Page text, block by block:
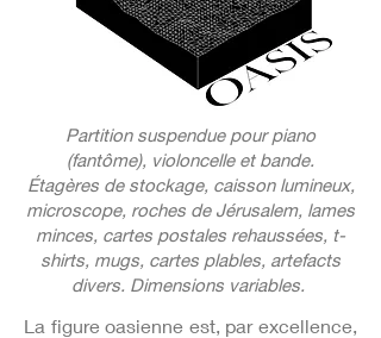
Partition suspendue pour piano
(fantôme), violoncelle et bande.
Étagères de stockage, caisson lumineux,
microscope, roches de Jérusalem, lames
minces, cartes postales rehaussées, t-
shirts, mugs, cartes plables, artefacts
divers. Dimensions variables.
La figure oasienne est, par excellence,